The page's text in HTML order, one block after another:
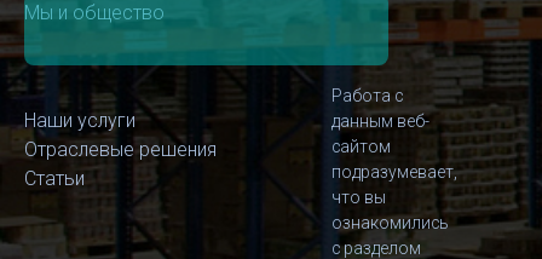
Мы и общество
Наши услуги
Отраслевые решения
Статьи
Работа с
данным веб-
сайтом
подразумевает,
что вы
ознакомились
с разделом